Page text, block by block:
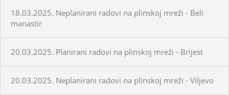
18.03.2025. Neplanirani radovi na plinskoj mreži - Beli
manastir
20.03.2025. Planirani radovi na plinskoj mreži - Brijest
20.03.2025. Neplanirani radovi na plinskoj mreži - Viljevo